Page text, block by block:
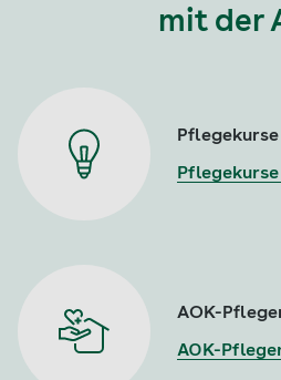
mit der
Pflegekurse
AOK-
AOK-